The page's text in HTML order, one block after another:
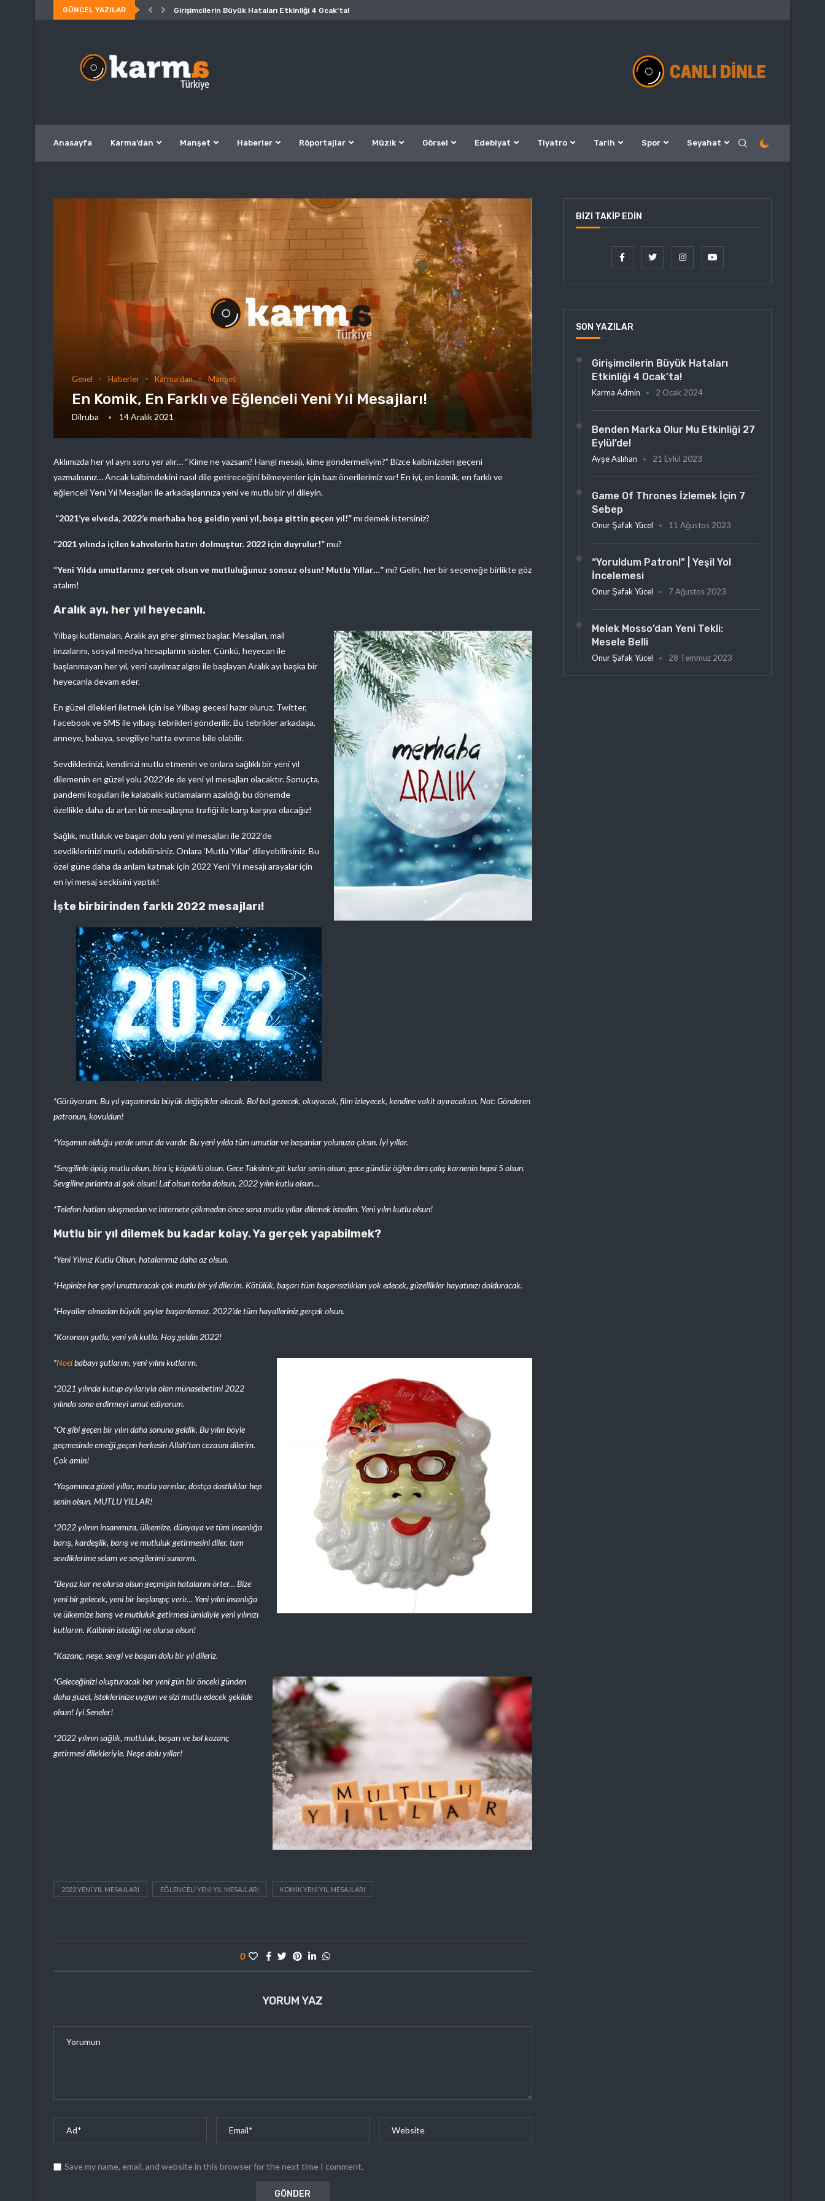
GÜNCEL YAZILAR Girişimcilerin Büyük Hataları Etkinliği 4 Ocak’ta!
Anasayfa Karma’dan Manşet Haberler Röportajlar Müzik Görsel Edebiyat Tiyatro Tarih Spor Seyahat
Genel Haberler Karma'dan Manşet
En Komik, En Farklı ve Eğlenceli Yeni Yıl Mesajları!
Dilruba 14 Aralık 2021
Aklımızda her yıl aynı soru yer alır… “Kime ne yazsam? Hangi mesajı, kime göndermeliyim?” Bizce kalbinizden geçeni
yazmalısınız… Ancak kalbimdekini nasıl dile getireceğini bilmeyenler için bazı önerilerimiz var! En iyi, en komik, en farklı ve
eğlenceli Yeni Yıl Mesajları ile arkadaşlarınıza yeni ve mutlu bir yıl dileyin.
“2021’ye elveda, 2022’e merhaba hoş geldin yeni yıl, boşa gittin geçen yıl!”mı demek istersiniz?
“2021 yılında içilen kahvelerin hatırı dolmuştur. 2022 için duyrulur!”mu?
“Yeni Yılda umutlarınız gerçek olsun ve mutluluğunuz sonsuz olsun! Mutlu Yıllar…”mı? Gelin, her bir seçeneğe birlikte göz
atalım!
Aralık ayı, her yıl heyecanlı.
Yılbaşı kutlamaları, Aralık ayı girer girmez başlar. Mesajları, mail
imzalarını, sosyal medya hesaplarını süsler. Çünkü, heyecan ile
başlanmayan her yıl, yeni sayılmaz algısı ile başlayan Aralık ayı başka bir
heyecanla devam eder.
En güzel dilekleri iletmek için ise Yılbaşı gecesi hazır oluruz. Twitter,
Facebook ve SMS ile yılbaşı tebrikleri gönderilir. Bu tebrikler arkadaşa,
anneye, babaya, sevgiliye hatta evrene bile olabilir.
Sevdiklerinizi, kendinizi mutlu etmenin ve onlara sağlıklı bir yeni yıl
dilemenin en güzel yolu 2022’de de yeni yıl mesajları olacaktır. Sonuçta,
pandemi koşulları ile kalabalık kutlamaların azaldığı bu dönemde
özellikle daha da artan bir mesajlaşma trafiği ile karşı karşıya olacağız!
Sağlık, mutluluk ve başarı dolu yeni yıl mesajları ile 2022’de
sevdiklerinizi mutlu edebilirsiniz. Onlara ‘Mutlu Yıllar’ dileyebilirsiniz. Bu
özel güne daha da anlam katmak için 2022 Yeni Yıl mesajı arayalar için
en iyi mesaj seçkisini yaptık!
İşte birbirinden farklı 2022 mesajları!
*Görüyorum. Bu yıl yaşamında büyük değişikler olacak. Bol bol gezecek, okuyacak, film izleyecek, kendine vakit ayıracaksın. Not: Gönderen
patronun, kovuldun!
*Yaşamın olduğu yerde umut da vardır. Bu yeni yılda tüm umutlar ve başarılar yolunuza çıksın. İyi yıllar.
*Sevgilinle öpüş mutlu olsun, bira iç köpüklü olsun. Gece Taksim’e git kızlar senin olsun, gece gündüz öğlen ders çalış karnenin hepsi 5 olsun.
Sevgiline pırlanta al şok olsun! Laf olsun torba dolsun, 2022 yılın kutlu olsun…
*Telefon hatları sıkışmadan ve internete çökmeden önce sana mutlu yıllar dilemek istedim. Yeni yılın kutlu olsun!
Mutlu bir yıl dilemek bu kadar kolay. Ya gerçek yapabilmek?
*Yeni Yılınız Kutlu Olsun, hatalarımız daha az olsun.
*Hepinize her şeyi unutturacak çok mutlu bir yıl dilerim. Kötülük, başarı tüm başarısızlıkları yok edecek, güzellikler hayatınızı dolduracak.
*Hayaller olmadan büyük şeyler başarılamaz. 2022’de tüm hayalleriniz gerçek olsun.
*Koronayı şutla, yeni yılı kutla. Hoş geldin 2022!
*Noelbabayı şutlarım, yeni yılını kutlarım.
*2021 yılında kutup ayılarıyla olan münasebetimi 2022
yılında sona erdirmeyi umut ediyorum.
*Ot gibi geçen bir yılın daha sonuna geldik. Bu yılın böyle
geçmesinde emeği geçen herkesin Allah’tan cezasını dilerim.
Çok amin!
*Yaşamınca güzel yıllar, mutlu yarınlar, dostça dostluklar hep
senin olsun. MUTLU YILLAR!
*2022 yılının insanımıza, ülkemize, dünyaya ve tüm insanlığa
barış, kardeşlik, barış ve mutluluk getirmesini diler, tüm
sevdiklerime selam ve sevgilerimi sunarım.
*Beyaz kar ne olursa olsun geçmişin hatalarını örter… Bize
yeni bir gelecek, yeni bir başlangıç ​​verir… Yeni yılın insanlığa
ve ülkemize barış ve mutluluk getirmesi ümidiyle yeni yılınızı
kutlarım. Kalbinin istediği ne olursa olsun!
*Kazanç, neşe, sevgi ve başarı dolu bir yıl dileriz.
*Geleceğinizi oluşturacak her yeni gün bir önceki günden
daha güzel, isteklerinize uygun ve sizi mutlu edecek şekilde
olsun! İyi Seneler!
*2022 yılının sağlık, mutluluk, başarı ve bol kazanç
getirmesi dilekleriyle. Neşe dolu yıllar!
2022 YENI YIL MESAJLARI EĞLENCELI YENI YIL MESAJLARI KOMIK YENI YIL MESAJLARI
0
YORUM YAZ
Save my name, email, and website in this browser for the next time I comment.
BIZI TAKIP EDIN
SON YAZILAR
Girişimcilerin Büyük Hataları
Etkinliği 4 Ocak’ta!
Karma Admin 2 Ocak 2024
Benden Marka Olur Mu Etkinliği 27
Eylül’de!
Ayşe Aslıhan 21 Eylül 2023
Game Of Thrones İzlemek İçin 7
Sebep
Onur Şafak Yücel 11 Ağustos 2023
“Yoruldum Patron!” | Yeşil Yol
İncelemesi
Onur Şafak Yücel 7 Ağustos 2023
Melek Mosso’dan Yeni Tekli:
Mesele Belli
Onur Şafak Yücel 28 Temmuz 2023